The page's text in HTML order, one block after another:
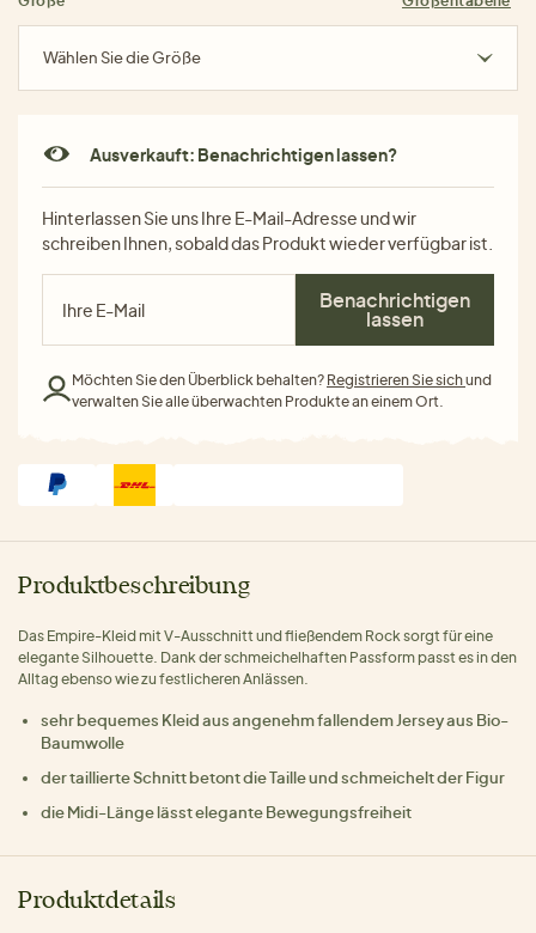
Wählen Sie die Größe
Ausverkauft: Benachrichtigen lassen?
Hinterlassen Sie uns Ihre E-Mail-Adresse und wir
schreiben Ihnen, sobald das Produkt wieder verfügbar ist.
Benachrichtigen
lassen
Möchten Sie den Überblick behalten? Registrieren Sie sichund
verwalten Sie alle überwachten Produkte an einem Ort.
Produktbeschreibung
Das Empire-Kleid mit V-Ausschnitt und fließendem Rock sorgt für eine
elegante Silhouette. Dank der schmeichelhaften Passform passt es in den
Alltag ebenso wie zu festlicheren Anlässen.
sehr bequemes Kleid aus angenehm fallendem Jersey aus Bio-
Baumwolle
der taillierte Schnitt betont die Taille und schmeichelt der Figur
die Midi-Länge lässt elegante Bewegungsfreiheit
Produktdetails